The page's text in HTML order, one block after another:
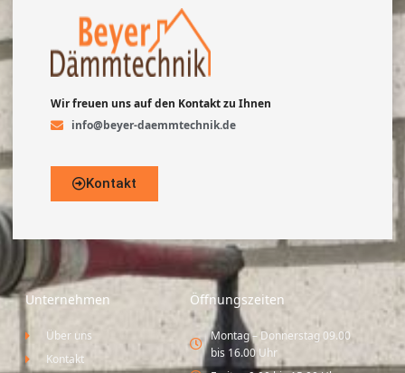
Wir freuen uns auf den Kontakt zu Ihnen
info@beyer-daemmtechnik.de
Kontakt
Unternehmen
Über uns
Kontakt
Öffnungszeiten
Montag – Donnerstag 09.00
bis 16.00 Uhr